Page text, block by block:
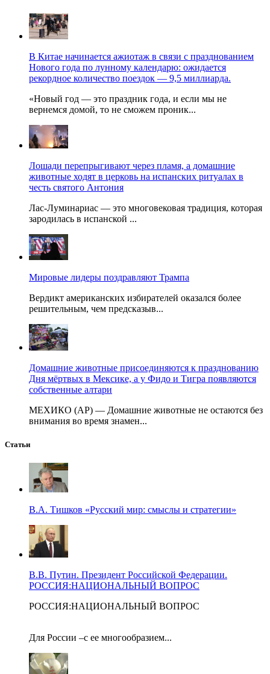
В Китае начинается ажиотаж в связи с празднованием
Нового года по лунному календарю: ожидается
рекордное количество поездок — 9,5 миллиарда.
«Новый год — это праздник года, и если мы не
вернемся домой, то не сможем проник...
Лошади перепрыгивают через пламя, а домашние
животные ходят в церковь на испанских ритуалах в
честь святого Антония
Лас-Луминариас — это многовековая традиция, которая
зародилась в испанской ...
Мировые лидеры поздравляют Трампа
Вердикт американских избирателей оказался более
решительным, чем предсказыв...
Домашние животные присоединяются к празднованию
Дня мёртвых в Мексике, а у Фидо и Тигра появляются
собственные алтари
МЕХИКО (AP) — Домашние животные не остаются без
внимания во время знамен...
Статьи
В.А. Тишков «Русский мир: смыслы и стратегии»
В.В. Путин. Президент Российской Федерации.
РОССИЯ:НАЦИОНАЛЬНЫЙ ВОПРОС
РОССИЯ:НАЦИОНАЛЬНЫЙ ВОПРОС
Для России –с ее многообразием...